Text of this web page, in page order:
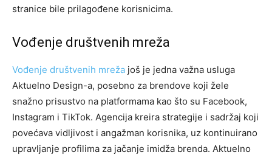
stranice bile prilagođene korisnicima.
Vođenje društvenih mreža
Vođenje društvenih mreža još je jedna važna usluga
Aktuelno Design-a, posebno za brendove koji žele
snažno prisustvo na platformama kao što su Facebook,
Instagram i TikTok. Agencija kreira strategije i sadržaj koji
povećava vidljivost i angažman korisnika, uz kontinuirano
upravljanje profilima za jačanje imidža brenda. Aktuelno